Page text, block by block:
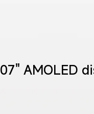
AMOLED